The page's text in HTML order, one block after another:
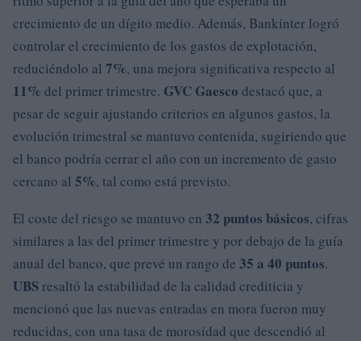
crecimiento de un dígito medio. Además, Bankinter logró
controlar el crecimiento de los gastos de explotación,
reduciéndolo al 7%, una mejora significativa respecto al
11% del primer trimestre. GVC Gaesco destacó que, a
pesar de seguir ajustando criterios en algunos gastos, la
evolución trimestral se mantuvo contenida, sugiriendo que
el banco podría cerrar el año con un incremento de gasto
cercano al 5%, tal como está previsto.
El coste del riesgo se mantuvo en 32 puntos básicos, cifras
similares a las del primer trimestre y por debajo de la guía
anual del banco, que prevé un rango de 35 a 40 puntos.
UBS resaltó la estabilidad de la calidad crediticia y
mencionó que las nuevas entradas en mora fueron muy
reducidas, con una tasa de morosidad que descendió al